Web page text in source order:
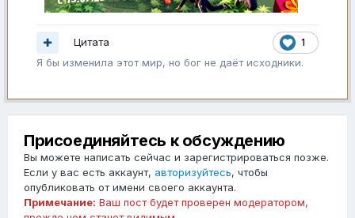
1
Цитата
Я бы изменила этот мир, но бог не даёт исходники.
Присоединяйтесь к обсуждению
Вы можете написать сейчас и зарегистрироваться позже.
Если у вас есть аккаунт, авторизуйтесь, чтобы
опубликовать от имени своего аккаунта.
Примечание: Ваш пост будет проверен модератором,